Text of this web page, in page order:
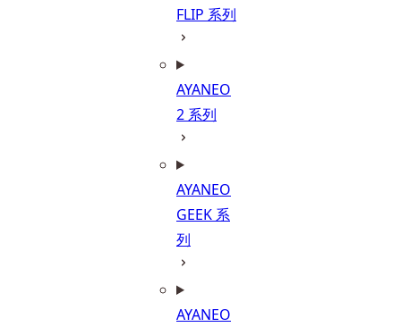
FLIP 系列
AYANEO
2 系列
AYANEO
GEEK 系
列
AYANEO